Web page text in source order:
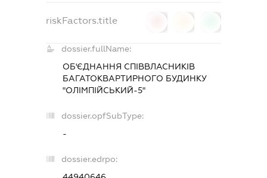
riskFactors.title
dossier.fullName:
ОБ'ЄДНАННЯ СПІВВЛАСНИКІВ
БАГАТОКВАРТИРНОГО БУДИНКУ
"ОЛІМПІЙСЬКИЙ-5"
dossier.opfSubType:
-
dossier.edrpo: